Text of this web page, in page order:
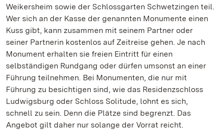
Weikersheim sowie der Schlossgarten Schwetzingen teil.
Wer sich an der Kasse der genannten Monumente einen
Kuss gibt, kann zusammen mit seinem Partner oder
seiner Partnerin kostenlos auf Zeitreise gehen. Je nach
Monument erhalten sie freien Eintritt für einen
selbständigen Rundgang oder dürfen umsonst an einer
Führung teilnehmen. Bei Monumenten, die nur mit
Führung zu besichtigen sind, wie das Residenzschloss
Ludwigsburg oder Schloss Solitude, lohnt es sich,
schnell zu sein. Denn die Plätze sind begrenzt. Das
Angebot gilt daher nur solange der Vorrat reicht.